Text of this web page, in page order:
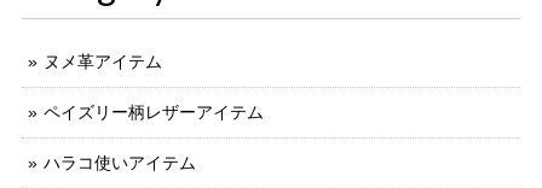
ヌメ革アイテム
ペイズリー柄レザーアイテム
ハラコ使いアイテム